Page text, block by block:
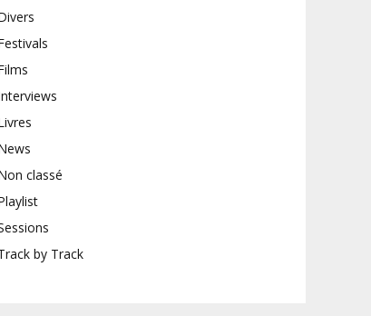
classé
by Track